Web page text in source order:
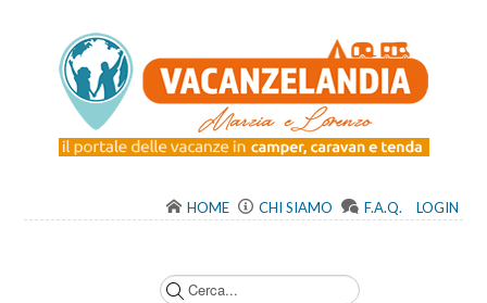
HOME CHI SIAMO F.A.Q. LOGIN